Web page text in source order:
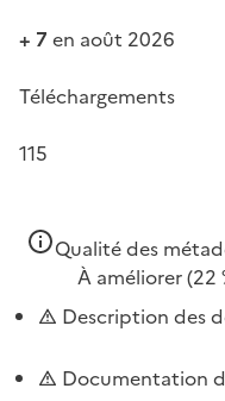
+ 7 en août 2026
Téléchargements
115
Qualité des
À améliorer(22
Description des
Documentation